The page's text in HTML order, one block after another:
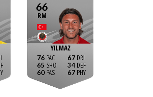
66
RM
YILMAZ
76
65
60
67
34
67